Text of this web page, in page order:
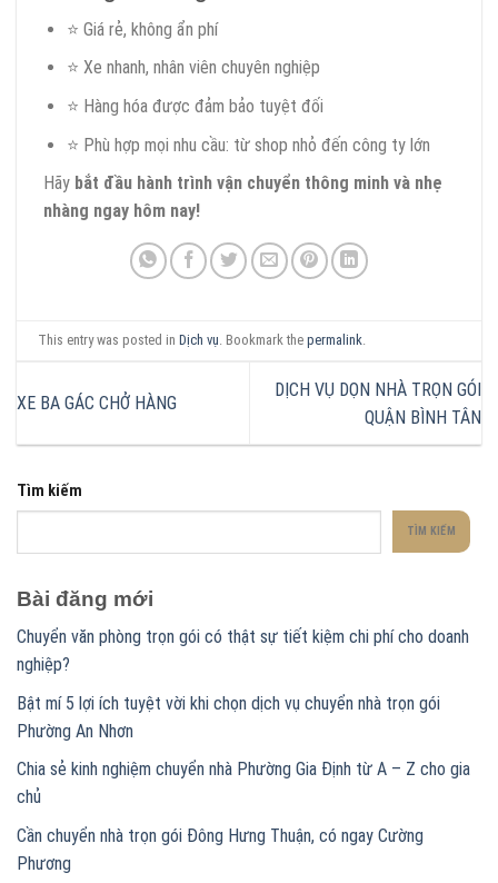
⭐ Giá rẻ, không ẩn phí
⭐ Xe nhanh, nhân viên chuyên nghiệp
⭐ Hàng hóa được đảm bảo tuyệt đối
⭐ Phù hợp mọi nhu cầu: từ shop nhỏ đến công ty lớn
Hãy bắt đầu hành trình vận chuyển thông minh và nhẹ
nhàng ngay hôm nay!
This entry was posted inDịch vụ . Bookmark thepermalink
XE BA GÁC CHỞ HÀNG
DỊCH VỤ DỌN NHÀ TRỌN GÓI
QUẬN BÌNH TÂN
Tìm kiếm
TÌM KIẾM
Bài đăng mới
Chuyển văn phòng trọn gói có thật sự tiết kiệm chi phí cho doanh
nghiệp?
Bật mí 5 lợi ích tuyệt vời khi chọn dịch vụ chuyển nhà trọn gói
Phường An Nhơn
Chia sẻ kinh nghiệm chuyển nhà Phường Gia Định từ A – Z cho gia
chủ
Cần chuyển nhà trọn gói Đông Hưng Thuận, có ngay Cường
Phương